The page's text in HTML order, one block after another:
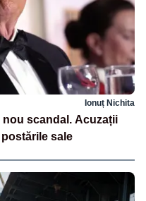
Ionuț Nichita
scandal. Acuzații
sale